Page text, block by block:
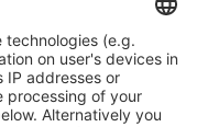
prikažemo
kriterijume